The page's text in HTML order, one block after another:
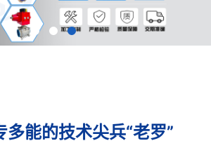
多能的技术尖兵“老罗”